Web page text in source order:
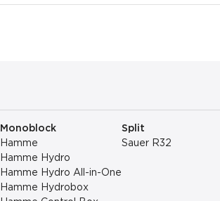
Monoblock
Hamme
Hamme Hydro
Hamme Hydro All-in-One
Hamme Hydrobox
Split
Sauer R32